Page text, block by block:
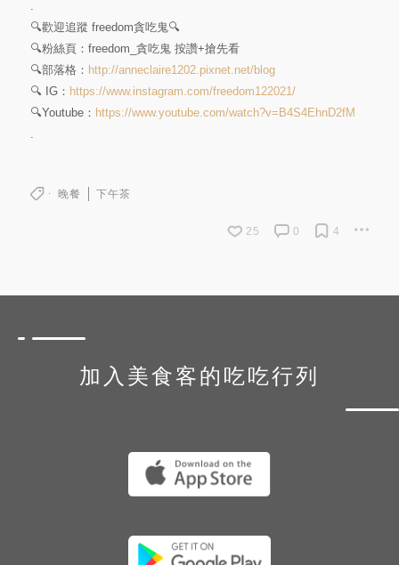
🔍歡迎追蹤 freedom貪吃鬼🔍
🔍粉絲頁：freedom_貪吃鬼 按讚+搶先看
🔍部落格： http://anneclaire1202.pixnet.net/blog
🔍 IG： https://www.instagram.com/freedom122021/
🔍Youtube： https://www.youtube.com/watch?v=B4S4EhnD2fM
晚餐 下午茶
25 0 4
加入美食客的吃吃行列